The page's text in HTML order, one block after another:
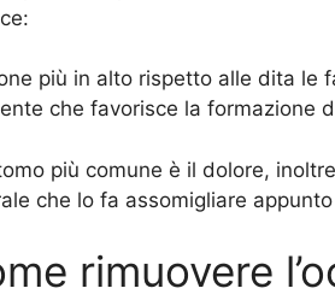
più in alto rispetto alle dita le
che favorisce la formazione
più comune è il dolore,
che lo fa assomigliare
rimuovere